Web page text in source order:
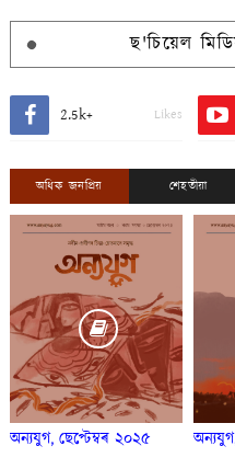
ছ'চিয়েল
2.5k+ Likes
অধিক জনপ্ৰিয় শেহতীয়া
অন্যযুগ, ছেপ্টেম্বৰ ২০২৫